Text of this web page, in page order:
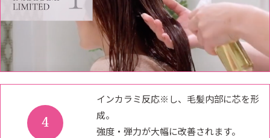
4
インカラミ反応※し、毛髪内部に芯を形
成。
強度・弾力が大幅に改善されます。